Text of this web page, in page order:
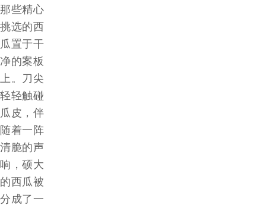
那些精心
挑选的西
瓜置于干
净的案板
上。刀尖
轻轻触碰
瓜皮，伴
随着一阵
清脆的声
响，硕大
的西瓜被
分成了一